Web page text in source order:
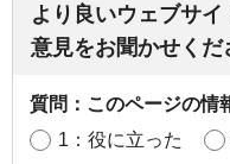
より良いウェブサ
意見をお聞かせくだ
質問：このページの情
1：役に立った